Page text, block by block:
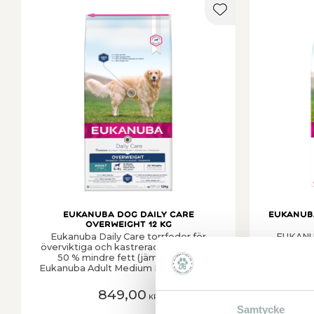
Samtycke
Eukanuba Dog Daily Care
Overweight 12 kg
Eukanuba Daily Care torrfoder för
överviktiga och kastrerade hundar har
50 % mindre fett (jämfört med
Eukanuba Adult Medium Breed) för att
hjälpa till att minska kroppsfett
samtidigt som muskelmassa bevaras.
Det extra inkluderade L-karnitinet
849,00 KR
Lägg till i
under